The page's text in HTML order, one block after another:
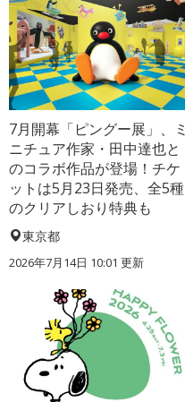
7月開幕「ピングー展」、ミ
ニチュア作家・田中達也と
のコラボ作品が登場！チケ
ットは5月23日発売、全5種
のクリアしおり特典も
東京都
2026年7月14日 10:01 更新